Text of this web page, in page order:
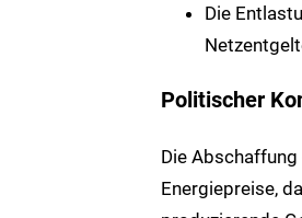
Die
Politischer
Die
Energiepreise,